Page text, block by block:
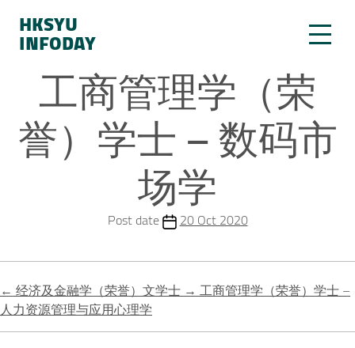
HKSYU
INFODAY
工商管理学（荣
誉）学士 – 数码市
场学
Post date 20 Oct 2020
←经济及金融学（荣誉）文学士→工商管理学（荣誉）学士 –
人力资源管理与应用心理学